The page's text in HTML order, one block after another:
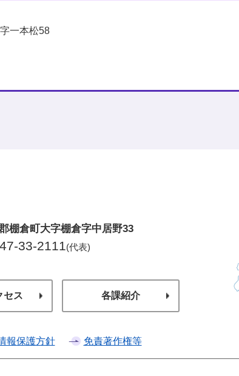
一本松58
棚倉町大字棚倉字中居野33
33-2111(代表)
セス 各課紹介
報保護方針 免責著作権等